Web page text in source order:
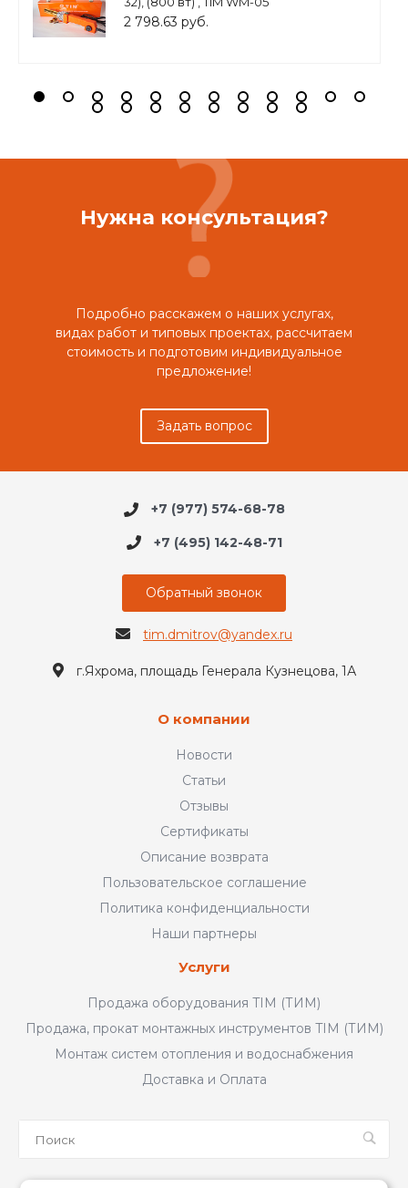
2 798.63 руб.
Нужна консультация?
Подробно расскажем о наших услугах,
видах работ и типовых проектах, рассчитаем
стоимость и подготовим индивидуальное
предложение!
Задать вопрос
+7 (977) 574-68-78
+7 (495) 142-48-71
Обратный звонок
tim.dmitrov@yandex.ru
г.Яхрома, площадь Генерала Кузнецова, 1А
О компании
Новости
Статьи
Отзывы
Сертификаты
Описание возврата
Пользовательское соглашение
Политика конфиденциальности
Наши партнеры
Услуги
Продажа оборудования TIM (ТИМ)
Продажа, прокат монтажных инструментов TIM (ТИМ)
Монтаж систем отопления и водоснабжения
Доставка и Оплата